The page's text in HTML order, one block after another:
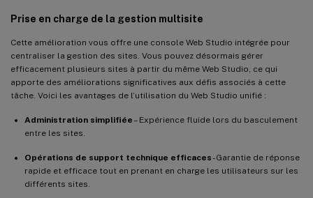
Prise en charge de la gestion multisite
Cette amélioration vous offre une console Web Studio intégrée pour
centraliser la gestion des sites. Vous pouvez désormais gérer
efficacement plusieurs sites à partir du même Web Studio, ce qui
apporte des améliorations significatives aux défis associés à cette
tâche. Voici les avantages de l’utilisation du Web Studio unifié :
Administration simplifiée– Expérience fluide lors du basculement
entre les sites.
Opérations de support technique efficaces- Garantie de réponse
rapide et efficace tout en prenant en charge les utilisateurs sur les
différents sites.